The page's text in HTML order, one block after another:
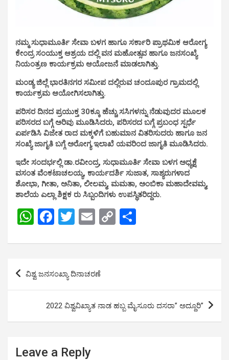
ನಮ್ಮ ಸುಧಾಮೂರ್ತಿ ಸೇವಾ ಬಳಗ ಹಾಗೂ ಸರ್ಕಾರಿ ಪ್ರಾಥಮಿಕ ಆರೋಗ್ಯ
ಕೇಂದ್ರ ಸಂಯುಕ್ತ ಆಶ್ರಯ ದಲ್ಲಿ ವನ ಮಹೋತ್ಸವ ಹಾಗೂ ಜನಸಂಖ್ಯೆ
ನಿಯಂತ್ರಣ ಕಾರ್ಯಕ್ರಮ ಆಯೋಜನೆ ಮಾಡಲಾಗಿತ್ತು.
ಮಂಡ್ಯ ಜಿಲ್ಲೆ ಭಾರತಿನಗರ ಸಮೀಪ ದಲ್ಲಿರುವ ಚಂದೂಪುರ ಗ್ರಾಮದಲ್ಲಿ
ಕಾರ್ಯಕ್ರಮ ಆಯೋಗಿಸಲಾಗಿತ್ತು.
ಪರಿಸರ ದಿನದ ಪ್ರಯುಕ್ತ 30ಕ್ಕೂ ಹೆಚ್ಚು ಸಸಿಗಳನ್ನು ನೆಡುವುದರ ಮೂಲಕ
ಪರಿಸರದ ಬಗ್ಗೆ ಅರಿವು ಮೂಡಿಸಿದರು, ಪರಿಸರದ ಬಗ್ಗೆ ಪ್ರಬಂಧ ಸ್ಪರ್ಧೆ
ಏರ್ಪಡಿಸಿ ವಿಜೇತ ರಾದ ಮಕ್ಕಳಿಗೆ ಬಹುಮಾನ ವಿತರಿಸುದರು ಹಾಗೂ ಜನ
ಸಂಖ್ಯೆ ಜಾಗೃತಿ ಬಗ್ಗೆ ಅರೋಗ್ಯ ಇಲಾಖೆ ಯವರಿಂದ ಜಾಗೃತಿ ಮೂಡಿಸಿದರು.
ಇದೇ ಸಂದರ್ಭಲ್ಲಿಡಾ.ರವೀಂದ್ರ, ಸುಧಾಮೂರ್ತಿ ಸೇವಾ ಬಳಗ ಅಧ್ಯಕ್ಷೆ
ವಸಂತ ವೆಂಕಟಾಚಲಯ್ಯ, ಕಾರ್ಯದರ್ಶಿ ಸುಜಾತ, ಸಾಶ್ಯರುಗಳಾದ
ಶೋಭಾ, ಗೀತಾ, ಅನಿತಾ, ಲೀಲಮ್ಮ, ಮಮತಾ, ಅಂಬಿಕಾ ಮಹಾದೇವಮ್ಮ,
ಶಾಲೆಯ ಎಲ್ಲಾ ಶಿಕ್ಷಕ ರು ಸಿಬ್ಬಂದಿಗಳು ಉಪಸ್ಥಿತರಿದ್ದರು.
W
at
s
A
F
ce
o
o
k
T
tt
E
ail
C
py
k
ar
Post
navigation
ವಿಶ್ವ ಜನಸಂಖ್ಯಾ ದಿನಾಚರಣೆ
2022 ವಿಶ್ವವಿಖ್ಯಾತ ನಾಡ ಹಬ್ಬ ಮೈಸೂರು ದಸರಾ” ಅದ್ದೂರಿ”
Leave a Reply